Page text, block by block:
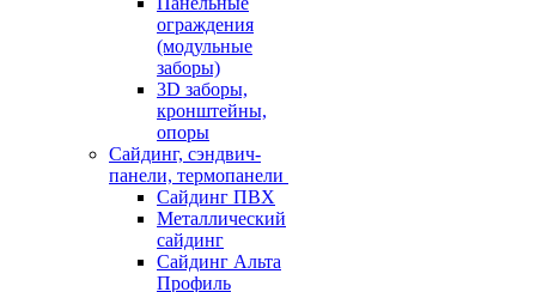
ограждения
(модульные
заборы)
3D заборы,
кронштейны,
опоры
Cайдинг, сэндвич-
панели, термопанели
Сайдинг ПВХ
Металлический
сайдинг
Сайдинг Альта
Профиль